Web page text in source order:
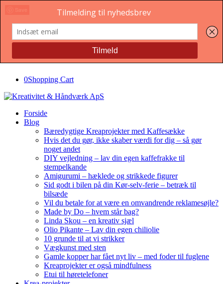
0Shopping Cart
Forside
Blog
Bæredygtige Kreaprojekter med Kaffesække
Hvis det du gør, ikke skaber værdi for dig – så gør
noget andet
DIY vejledning – lav din egen kaffefrakke til
stempelkande
Amigurumi – hæklede og strikkede figurer
Sid godt i bilen på din Kør-selv-ferie – betræk til
bilsæde
Vil du betale for at være en omvandrende reklamesøjle?
Made by Do – hvem står bag?
Linda Skou – en kreativ sjæl
Olio Pikante – Lav din egen chiliolie
10 grunde til at vi strikker
Vægkunst med sten
Gamle kopper har fået nyt liv – med foder til fuglene
Kreaprojekter er også mindfulness
Etui til høretelefoner